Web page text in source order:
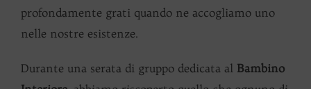
profondamente grati quando ne accogliamo uno
nelle nostre esistenze.
Durante una serata di gruppo dedicata al Bambino